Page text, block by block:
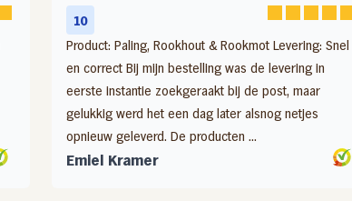
Gefileerde paling – 250 gram
17,55
Zachte rookpaling (gepekeld) –
1000 gram
27,95
Zalmfilet koud gerookt
langgesneden
6,49
10
Product: Paling, Rookhout & Rookmot Levering: Snel
en correct Bij mijn bestelling was de levering in
eerste instantie zoekgeraakt bij de post, maar
gelukkig werd het een dag later alsnog netjes
opnieuw geleverd. De producten ...
Emiel Kramer